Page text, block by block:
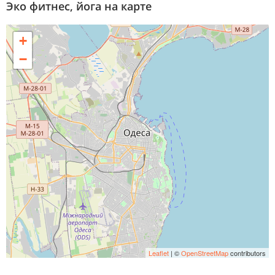
Эко фитнес, йога на карте
+
−
Leaflet | ©OpenStreetMapcontributors